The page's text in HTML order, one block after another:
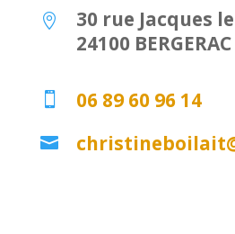

30 rue Jacques
24100 BERGERAC
 06 89 60 96 14
